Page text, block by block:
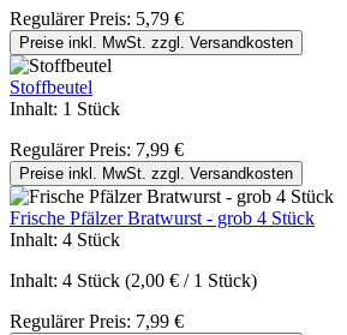
Regulärer Preis: 5,79 €
Preise inkl. MwSt. zzgl. Versandkosten
Stoffbeutel
Inhalt: 1 Stück
Regulärer Preis: 7,99 €
Preise inkl. MwSt. zzgl. Versandkosten
Frische Pfälzer Bratwurst - grob 4 Stück
Inhalt: 4 Stück
Inhalt: 4 Stück (2,00 € / 1 Stück)
Regulärer Preis: 7,99 €